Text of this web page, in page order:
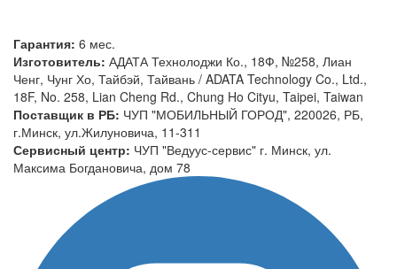
Гарантия: 6 мес.
Изготовитель: АДАТА Технолоджи Ко., 18Ф, №258, Лиан
Ченг, Чунг Хо, Тайбэй, Тайвань / ADATA Technology Co., Ltd.,
18F, No. 258, Lian Cheng Rd., Chung Ho Cityu, Taipei, Taiwan
Поставщик в РБ: ЧУП "МОБИЛЬНЫЙ ГОРОД", 220026, РБ,
г.Минск, ул.Жилуновича, 11-311
Сервисный центр: ЧУП "Ведуус-сервис" г. Минск, ул.
Максима Богдановича, дом 78